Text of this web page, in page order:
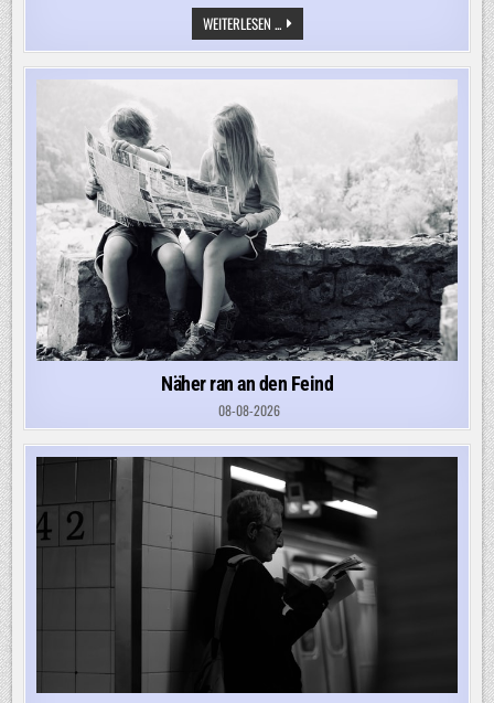
WEITERLESEN ...SPANIEN
VERSCHÄRFT
GRENZKONTROLLEN
Näher ran an den Feind
08-08-2026